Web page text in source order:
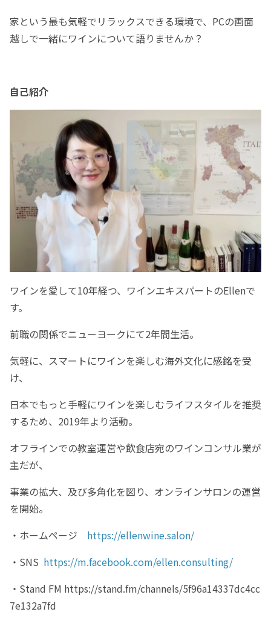
家という最も気軽でリラックスできる環境で、PCの画面
越しで一緒にワインについて語りませんか？
自己紹介
ワインを愛して10年経つ、ワインエキスパートのEllenで
す。
前職の関係でニューヨークにて2年間生活。
気軽に、スマートにワインを楽しむ海外文化に感銘を受
け、
日本でもっと手軽にワインを楽しむライフスタイルを推奨
するため、2019年より活動。
オフラインでの教室運営や飲食店宛のワインコンサル業が
主だが、
事業の拡大、及び多角化を図り、オンラインサロンの運営
を開始。
・ホームページ https://ellenwine.salon/
・SNS https://m.facebook.com/ellen.consulting/
・Stand FM https://stand.fm/channels/5f96a14337dc4cc
7e132a7fd